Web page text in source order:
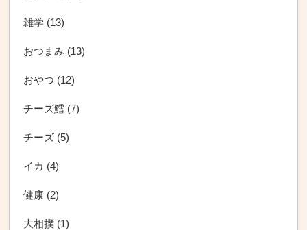
雑学 (13)
おつまみ (13)
おやつ (12)
チーズ鱈 (7)
チーズ (5)
イカ (4)
健康 (2)
大相撲 (1)